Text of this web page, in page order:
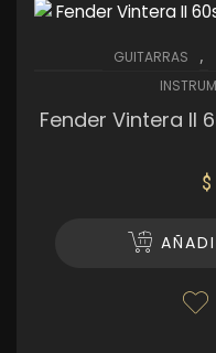
GUITARRAS ,
Fender Vintera II
$